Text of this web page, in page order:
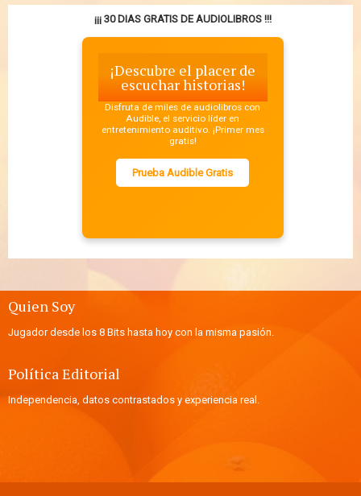
¡¡¡ 30 DIAS GRATIS DE AUDIOLIBROS !!!
¡Descubre el placer de
escuchar historias!
Disfruta de miles de audiolibros con
Audible, el servicio líder en
entretenimiento auditivo. ¡Primer mes
gratis!
Prueba Audible Gratis
Quien Soy
Jugador desde los 8 Bits hasta hoy con la misma pasión.
Política Editorial
Independencia, datos contrastados y experiencia real.